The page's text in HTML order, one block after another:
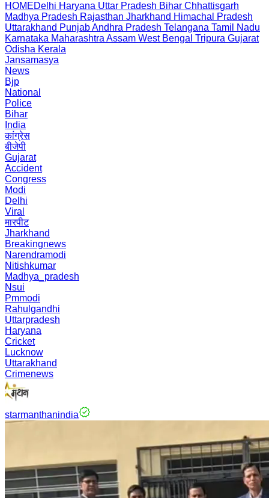
HOMEDelhi Haryana Uttar Pradesh Bihar Chhattisgarh
Madhya Pradesh Rajasthan Jharkhand Himachal Pradesh
Uttarakhand PunjabAndhra Pradesh Telangana Tamil Nadu
Karnataka Maharashtra Assam West Bengal Tripura Gujarat
Odisha Kerala
Jansamasya
News
Bjp
National
Police
Bihar
India
कांग्रेस
बीजेपी
Gujarat
Accident
Congress
Modi
Delhi
Viral
मारपीट
Jharkhand
Breakingnews
Narendramodi
Nitishkumar
Madhya_pradesh
Nsui
Pmmodi
Rahulgandhi
Uttarpradesh
Haryana
Cricket
Lucknow
Uttarakhand
Crimenews
starmanthanindia